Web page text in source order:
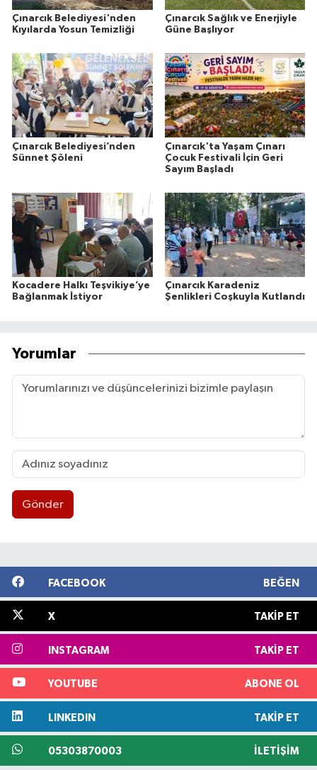
Çınarcık Belediyesi'nden
Kıyılarda Yosun Temizliği
Çınarcık Sağlık ve Enerjiyle
Güne Başlıyor
Çınarcık Belediyesi’nden
Sünnet Şöleni
Çınarcık'ta Yaşam Çınarı
Çocuk Festivali İçin Geri
Sayım Başladı
Kocadere Halkı Teşvikiye’ye
Bağlanmak İstiyor
Çınarcık Karadeniz
Şenlikleri Coşkuyla Kutlandı
Yorumlar
Gönder
FACEBOOK BEĞEN
X TAKIP ET
INSTAGRAM TAKIP ET
YOUTUBE ABONE OL
LINKEDIN TAKIP ET
05303870003 İLETIŞIM